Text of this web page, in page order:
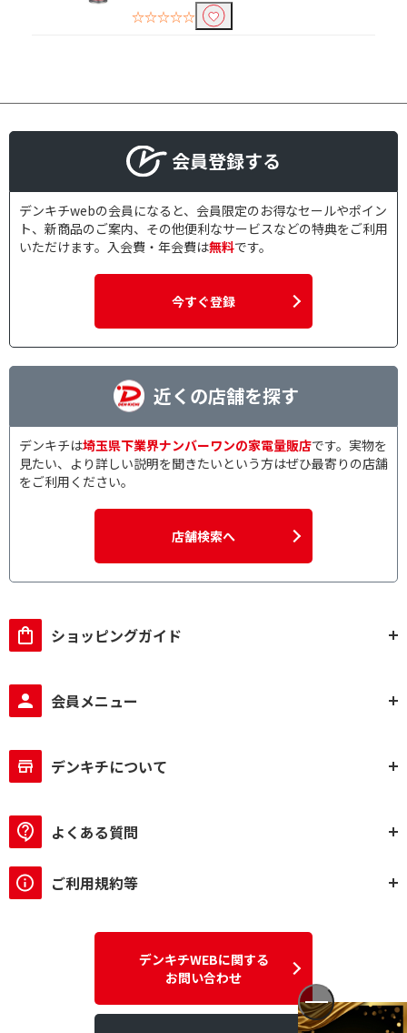
☆☆☆☆☆
会員登録する
デンキチwebの会員になると、会員限定のお得なセールやポイン
ト、新商品のご案内、その他便利なサービスなどの特典をご利用
いただけます。入会費・年会費は無料です。
今すぐ登録
近くの店舗を探す
デンキチは埼玉県下業界ナンバーワンの家電量販店です。実物を
見たい、より詳しい説明を聞きたいという方はぜひ最寄りの店舗
をご利用ください。
店舗検索へ
ショッピングガイド
会員メニュー
デンキチについて
よくある質問
ご利用規約等
デンキチWEBに関する
お問い合わせ